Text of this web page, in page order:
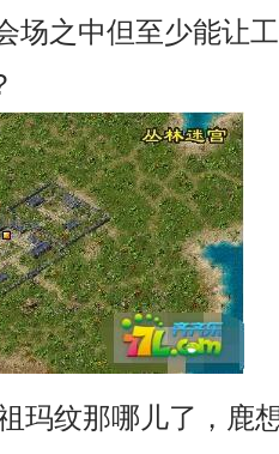
场之中但至少能让
玛纹那哪儿了，鹿